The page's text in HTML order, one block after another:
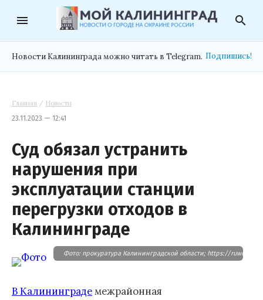
menu search
Новости Калининграда можно читать в Telegram. Подпишись!
Главная / Новости
23.11.2023 — 12:41
Суд обязал устранить
нарушения при
эксплуатации станции
перегрузки отходов в
Калининграде
Фото: прокуратура Калининградской области; https://
В Калининградемежрайонная